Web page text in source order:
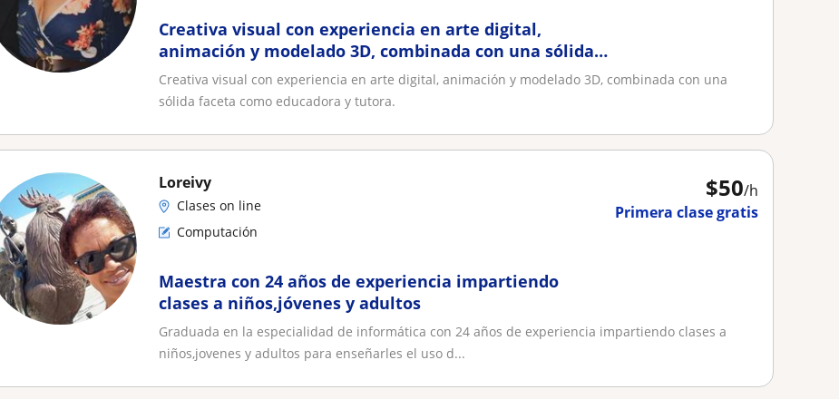
Creativa visual con experiencia en arte digital,
animación y modelado 3D, combinada con una sólida
faceta como educadora y tutora
Creativa visual con experiencia en arte digital, animación y modelado 3D, combinada con una
sólida faceta como educadora y tutora.
$50/h
Primera clase gratis
Loreivy
Clases on line
Computación
Maestra con 24 años de experiencia impartiendo
clases a niños,jóvenes y adultos
Graduada en la especialidad de informática con 24 años de experiencia impartiendo clases a
niños,jovenes y adultos para enseñarles el uso d...